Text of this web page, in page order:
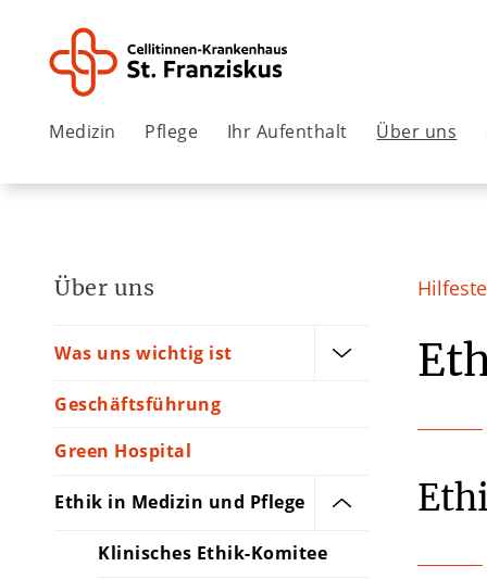
Medizin Pflege Ihr Aufenthalt Über uns
Über uns
Was uns wichtig ist
Geschäftsführung
Green Hospital
Ethik in Medizin und Pflege
Klinisches Ethik-Komitee